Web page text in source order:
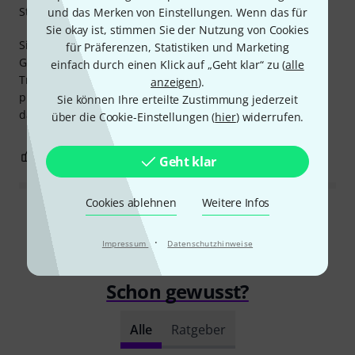
und das Merken von Einstellungen. Wenn das für
Sie okay ist, stimmen Sie der Nutzung von Cookies
für Präferenzen, Statistiken und Marketing
einfach durch einen Klick auf „Geht klar“ zu (alle
anzeigen).
Sie können Ihre erteilte Zustimmung jederzeit
über die Cookie-Einstellungen (hier) widerrufen.
Geht klar
Cookies ablehnen Weitere Infos
Impressum · Datenschutzhinweise
Sieht gut aus, mit großzügigen Fächern für Schulterstütze,
Gurte etc. und wirklich robusten Gurten mit vielen
Tragemöglichkeiten in verschiedenen Positionen. Ein
praktisches Anti-Feuchtigkeits-Set ist ebenfalls enthalten,
das in feuchteren Umgebungen sicher nützlich ist.
Stabilität
BEWERTUNG MELDEN
Alle Bewertungen lesen
Schon gewusst?
Alle Ratgeber